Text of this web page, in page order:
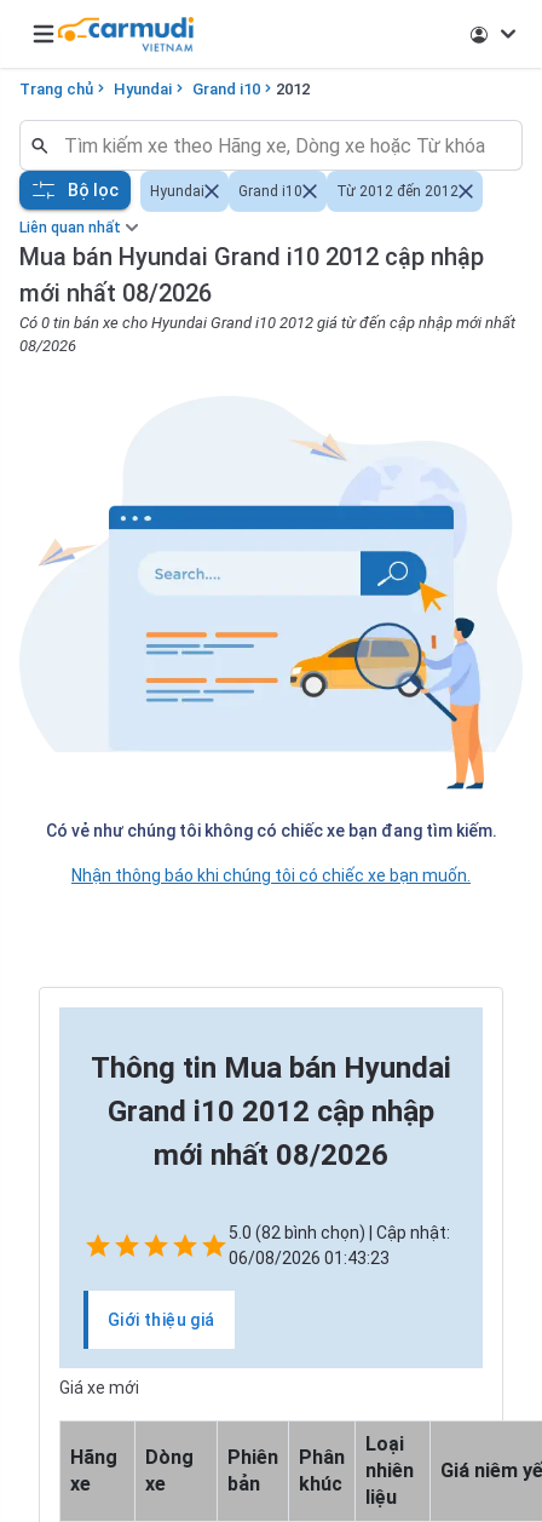
Open main menu
Trang chủ Hyundai Grand i10 2012
Liên quan nhất
Mua bán Hyundai Grand i10 2012 cập nhập
mới nhất 08/2026
Có 0 tin bán xe cho Hyundai Grand i10 2012 giá từ đến cập nhập mới nhất
08/2026
Bộ lọc Hyundai Grand i10 Từ 2012 đến 2012
Có vẻ như chúng tôi không có chiếc xe bạn đang tìm kiếm.
Nhận thông báo khi chúng tôi có chiếc xe bạn muốn.
Thông tin Mua bán Hyundai
Grand i10 2012 cập nhập
mới nhất 08/2026
5.0 (82 bình chọn) | Cập nhật:
06/08/2026 01:43:23
Giới thiệu giá
Giá xe mới
Hãng
xe
Dòng
xe
Phiên
bản
Phân
khúc
Loại
nhiên
liệu
Giá niêm